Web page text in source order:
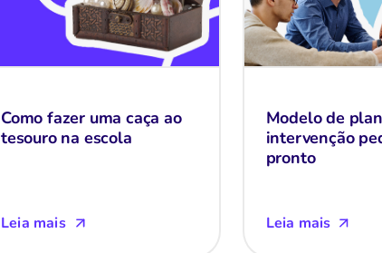
Como fazer uma caça ao
tesouro na escola
Leia mais
Modelo de
intervenção
pronto
Leia mais